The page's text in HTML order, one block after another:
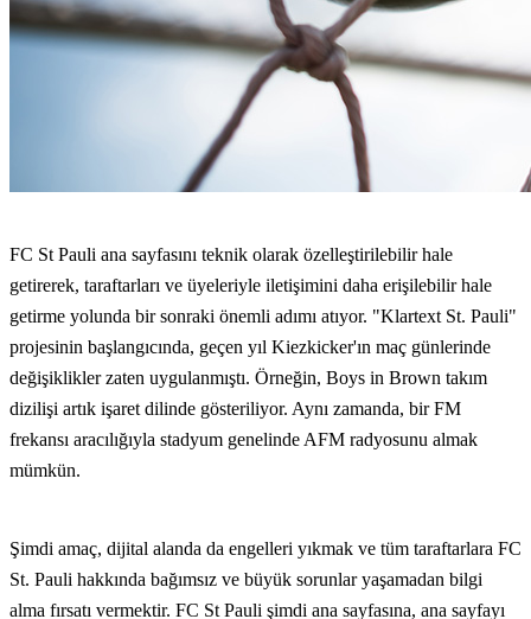
FC St Pauli ana sayfasını teknik olarak özelleştirilebilir hale
getirerek, taraftarları ve üyeleriyle iletişimini daha erişilebilir hale
getirme yolunda bir sonraki önemli adımı atıyor. "Klartext St. Pauli"
projesinin başlangıcında, geçen yıl Kiezkicker'ın maç günlerinde
değişiklikler zaten uygulanmıştı. Örneğin, Boys in Brown takım
dizilişi artık işaret dilinde gösteriliyor. Aynı zamanda, bir FM
frekansı aracılığıyla stadyum genelinde AFM radyosunu almak
mümkün.
Şimdi amaç, dijital alanda da engelleri yıkmak ve tüm taraftarlara FC
St. Pauli hakkında bağımsız ve büyük sorunlar yaşamadan bilgi
alma fırsatı vermektir. FC St Pauli şimdi ana sayfasına, ana sayfayı